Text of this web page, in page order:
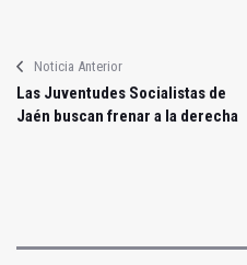
Noticia Anterior
Las Juventudes Socialistas de
Jaén buscan frenar a la derecha